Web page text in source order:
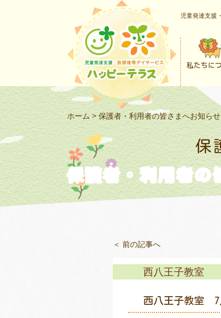
児童発達支援
私たちに
ホーム > 保護者・利用者の皆さまへお知らせ
保
保護者・利用者の
＜ 前の記事へ
西八王子教室
西八王子教室 7